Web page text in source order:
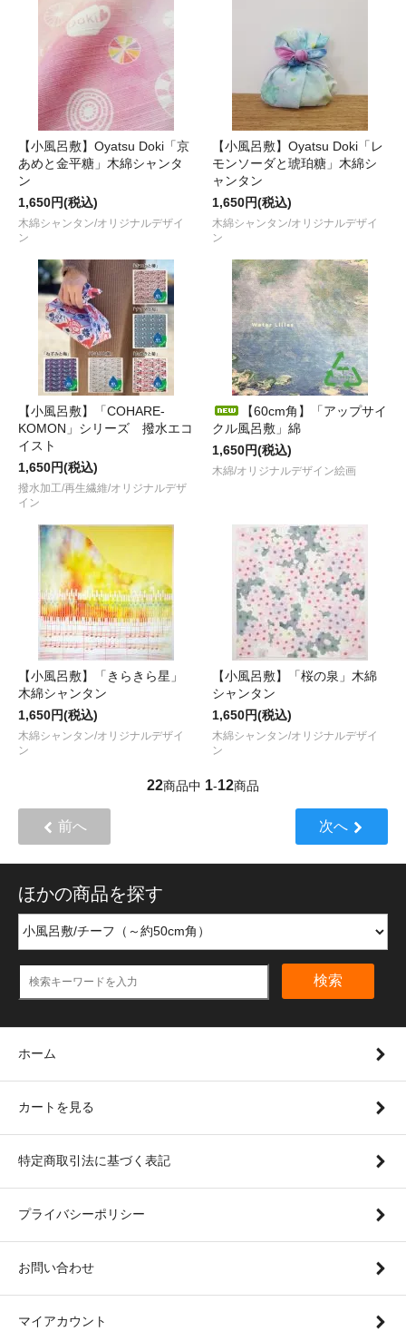
【小風呂敷】Oyatsu Doki「京
あめと金平糖」木綿シャンタ
ン
1,650円(税込)
木綿シャンタン/オリジナルデザイ
ン
【小風呂敷】Oyatsu Doki「レ
モンソーダと琥珀糖」木綿シ
ャンタン
1,650円(税込)
木綿シャンタン/オリジナルデザイ
ン
【小風呂敷】「COHARE-
KOMON」シリーズ 撥水エコ
イスト
1,650円(税込)
撥水加工/再生繊維/オリジナルデザ
イン
【60cm角】「アップサイ
クル風呂敷」綿
1,650円(税込)
木綿/オリジナルデザイン絵画
【小風呂敷】「きらきら星」
木綿シャンタン
1,650円(税込)
木綿シャンタン/オリジナルデザイ
ン
【小風呂敷】「桜の泉」木綿
シャンタン
1,650円(税込)
木綿シャンタン/オリジナルデザイ
ン
22商品中 1-12商品
前へ 次へ
ほかの商品を探す
検索
ホーム
カートを見る
特定商取引法に基づく表記
プライバシーポリシー
お問い合わせ
マイアカウント